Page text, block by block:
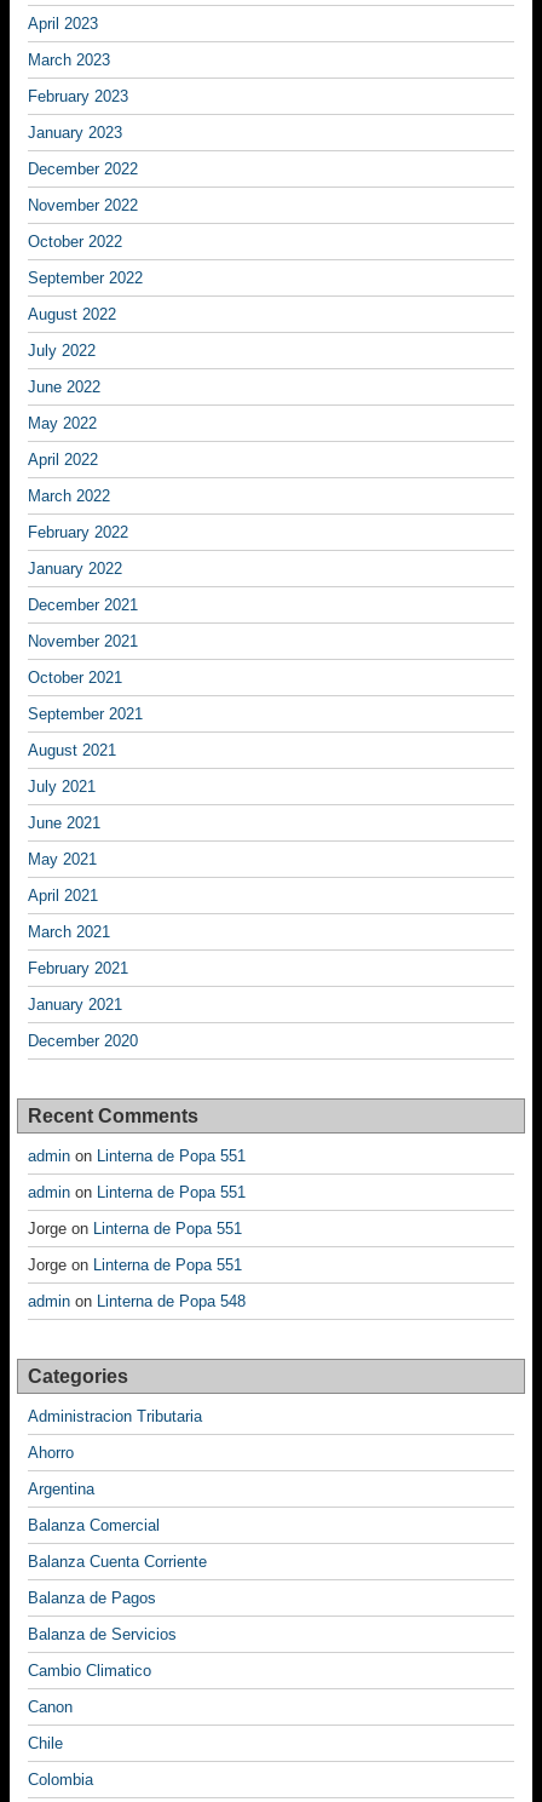
April 2023
March 2023
February 2023
January 2023
December 2022
November 2022
October 2022
September 2022
August 2022
July 2022
June 2022
May 2022
April 2022
March 2022
February 2022
January 2022
December 2021
November 2021
October 2021
September 2021
August 2021
July 2021
June 2021
May 2021
April 2021
March 2021
February 2021
January 2021
December 2020
Recent Comments
admin on Linterna de Popa 551
admin on Linterna de Popa 551
Jorge on Linterna de Popa 551
Jorge on Linterna de Popa 551
admin on Linterna de Popa 548
Categories
Administracion Tributaria
Ahorro
Argentina
Balanza Comercial
Balanza Cuenta Corriente
Balanza de Pagos
Balanza de Servicios
Cambio Climatico
Canon
Chile
Colombia